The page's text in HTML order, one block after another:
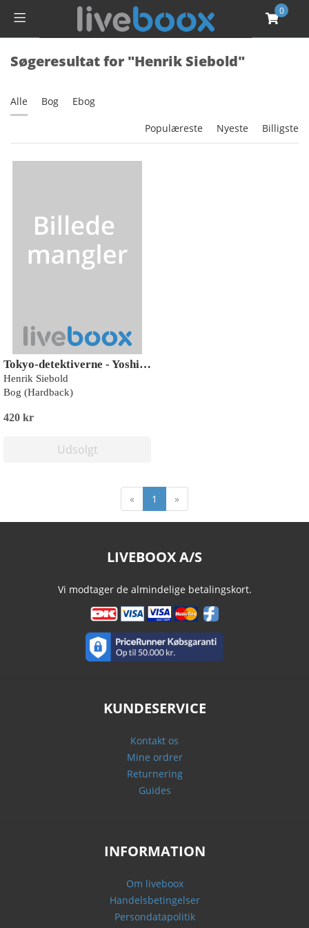
0
Søgeresultat for "Henrik Siebold"
Alle Bog Ebog
Populæreste Nyeste Billigste
Tokyo-detektiverne - Yoshi og Ben på sporet
Henrik Siebold
Bog (Hardback)
420 kr
Udsolgt
« 1 »
LIVEBOOX A/S
Vi modtager de almindelige betalingskort.
KUNDESERVICE
Kontakt os
Mine ordrer
Returnering
Guides
INFORMATION
Om liveboox
Handelsbetingelser
Persondatapolitik